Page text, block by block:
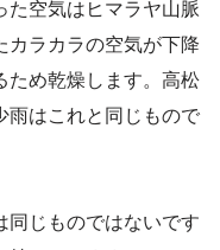
た空気はヒマラヤ山脈
カラカラの空気が下降
ため乾燥します。高松
雨はこれと同じもので
同じものではないです